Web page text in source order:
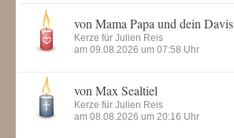
von Mama Papa und dein Davis
Kerze für Julien Reis
am 09.08.2026 um 07:58 Uhr
von Max Sealtiel
Kerze für Julien Reis
am 08.08.2026 um 20:16 Uhr